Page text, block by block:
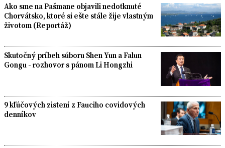
Ako sme na Pašmane objavili nedotknuté
Chorvátsko, ktoré si ešte stále žije vlastným
životom (Reportáž)
Skutočný príbeh súboru Shen Yun a Falun
Gongu - rozhovor s pánom Li Hongzhi
9 kľúčových zistení z Fauciho covidových
denníkov